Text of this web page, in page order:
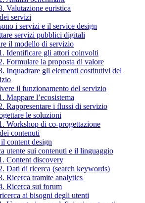
Valutazione euristica
servizi
i servizi e il service design
servizi pubblici digitali
il modello di servizio
Identificare gli attori coinvolti
Formulare la proposta di valore
Inquadrare gli elementi costitutivi del
il funzionamento del servizio
Mappare l’ecosistema
Rappresentare i flussi di servizio
le soluzioni
Workshop di co-progettazione
contenuti
content design
utente sui contenuti e il linguaggio
Content discovery
Dati di ricerca (search keywords)
Ricerca tramite analytics
Ricerca sui forum
ai bisogni degli utenti